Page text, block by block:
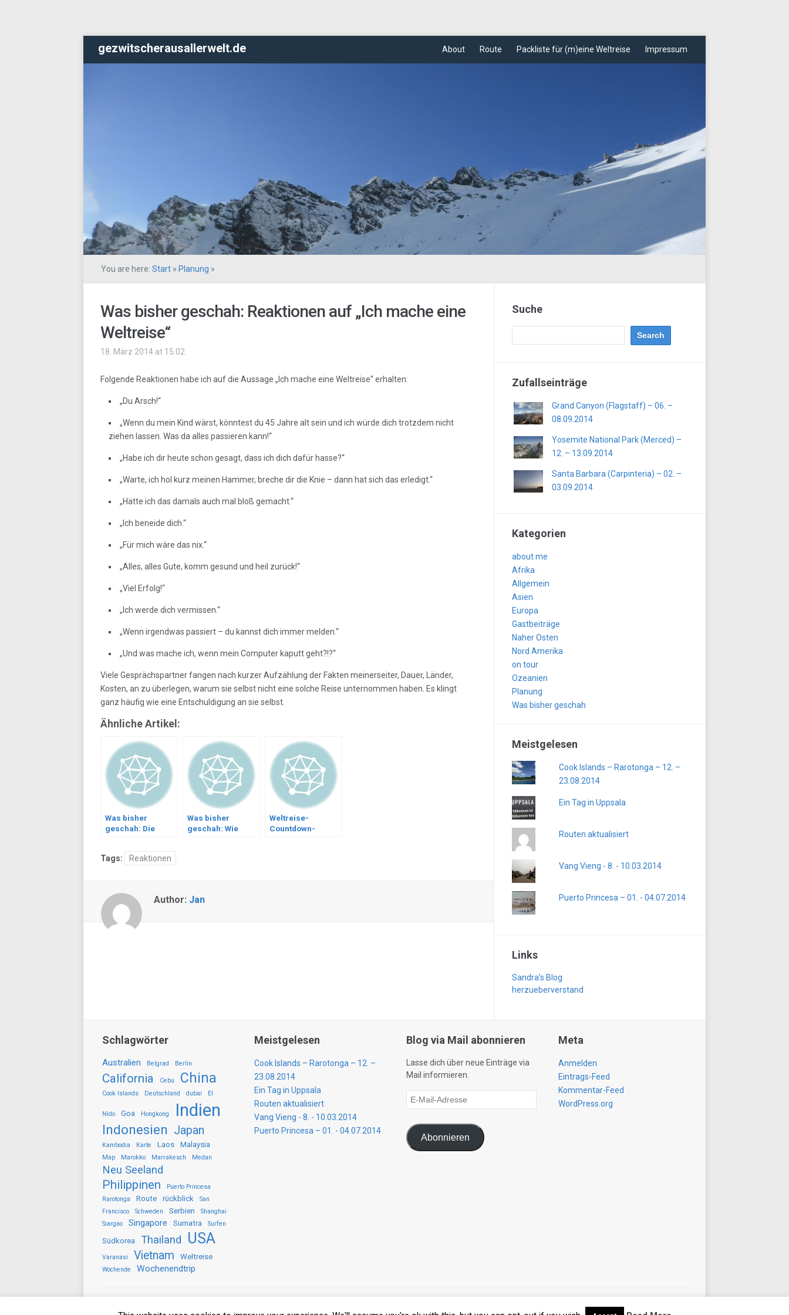
gezwitscherausallerwelt.de About Route Packliste für (m)eine Weltreise Impressum
You are here: Start » Planung »
Was bisher geschah: Reaktionen auf „Ich mache eine
Weltreise“
18. März 2014 at 15:02
Folgende Reaktionen habe ich auf die Aussage „Ich mache eine Weltreise“ erhalten:
„Du Arsch!“
„Wenn du mein Kind wärst, könntest du 45 Jahre alt sein und ich würde dich trotzdem nicht
ziehen lassen. Was da alles passieren kann!“
„Habe ich dir heute schon gesagt, dass ich dich dafür hasse?“
„Warte, ich hol kurz meinen Hammer, breche dir die Knie – dann hat sich das erledigt.“
„Hätte ich das damals auch mal bloß gemacht.“
„Ich beneide dich.“
„Für mich wäre das nix.“
„Alles, alles Gute, komm gesund und heil zurück!“
„Viel Erfolg!“
„Ich werde dich vermissen.“
„Wenn irgendwas passiert – du kannst dich immer melden.“
„Und was mache ich, wenn mein Computer kaputt geht?!?“
Viele Gesprächspartner fangen nach kurzer Aufzählung der Fakten meinerseiter, Dauer, Länder,
Kosten, an zu überlegen, warum sie selbst nicht eine solche Reise unternommen haben. Es klingt
ganz häufig wie eine Entschuldigung an sie selbst.
Ähnliche Artikel:
Was bisher
geschah: Die
Was bisher
geschah: Wie
Weltreise-
Countdown-
Tags: Reaktionen
Author: Jan
Suche
Zufallseinträge
Grand Canyon (Flagstaff) – 06. –
08.09.2014
Yosemite National Park (Merced) –
12. – 13.09.2014
Santa Barbara (Carpinteria) – 02. –
03.09.2014
Kategorien
about me
Afrika
Allgemein
Asien
Europa
Gastbeiträge
Naher Osten
Nord Amerika
on tour
Ozeanien
Planung
Was bisher geschah
Meistgelesen
Cook Islands – Rarotonga – 12. –
23.08.2014
Ein Tag in Uppsala
Routen aktualisiert
Vang Vieng - 8. - 10.03.2014
Puerto Princesa – 01. - 04.07.2014
Links
Sandra's Blog
herzueberverstand
Schlagwörter
Australien Belgrad Berlin
California Cebu China
Cook Islands Deutschland dubai El
Nido Goa Hongkong Indien
Indonesien Japan
Kambodia Karte Laos Malaysia
Map Marokko Marrakesch Medan
Neu Seeland
Philippinen
Puerto Princesa
Rarotonga
Route rückblick
San
Francisco
Schweden Serbien
Shanghai
Siargao
Singapore Sumatra Surfen
Südkorea Thailand USA
Varanasi Vietnam Weltreise
Wochende Wochenendtrip
Meistgelesen
Cook Islands – Rarotonga – 12. –
23.08.2014
Ein Tag in Uppsala
Routen aktualisiert
Vang Vieng - 8. - 10.03.2014
Puerto Princesa – 01. - 04.07.2014
Blog via Mail abonnieren
Lasse dich über neue Einträge via
Mail informieren.
E-
Mail-
Abonnieren
Meta
Anmelden
Eintrags-Feed
Kommentar-Feed
WordPress.org